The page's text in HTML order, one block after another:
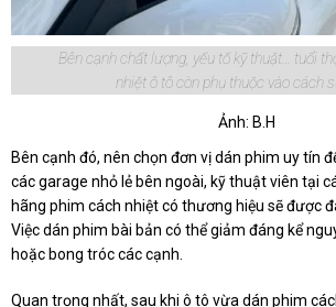
Bên cạnh chất lượng, yếu tố kỹ thuật… tuổi
nhiệt ô tô còn phụ thuộc vào cách
Ảnh: B.H
Bên cạnh đó, nên chọn đơn vị dán phim uy tín
các garage nhỏ lẻ bên ngoài, kỹ thuật viên tại
hãng phim cách nhiệt có thương hiệu sẽ được
Việc dán phim bài bản có thể giảm đáng kể
hoặc bong tróc các cạnh.
Quan trọng nhất, sau khi ô tô vừa dán phim